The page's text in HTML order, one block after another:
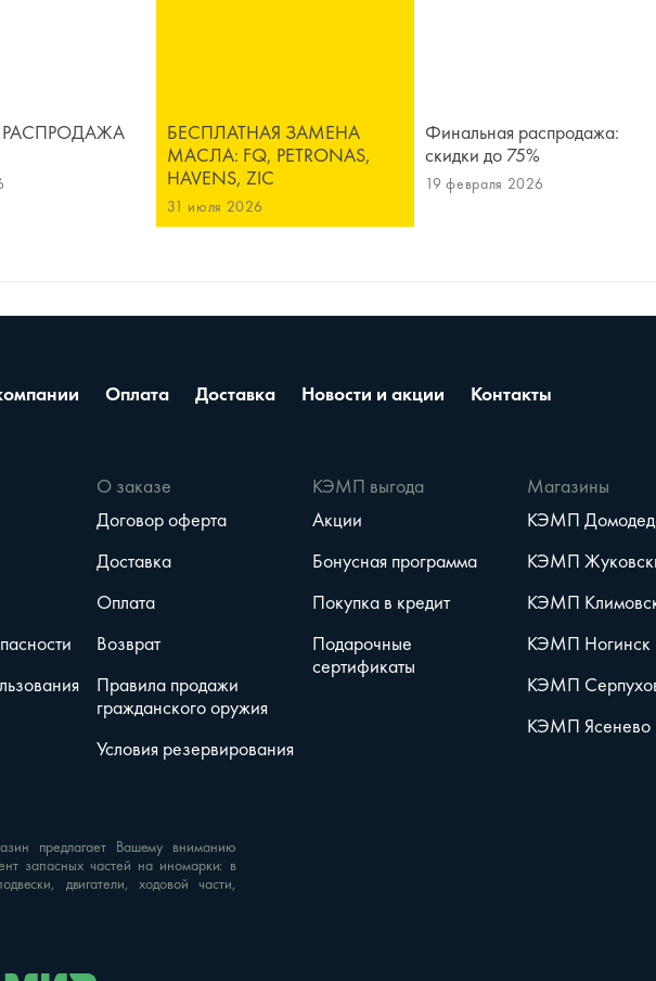
РАСПРОДАЖА
БЕСПЛАТНАЯ ЗАМЕНА
МАСЛА: FQ, PETRONAS,
HAVENS, ZIC
31 июля 2026
Финальная распродажа:
скидки до 75%
19 февраля 2026
Оплата Доставка Новости и акции Контакты
О заказе
Договор оферта
Доставка
Оплата
Возврат
Правила продажи
гражданского оружия
Условия резервирования
КЭМП выгода
Акции
Бонусная программа
Покупка в кредит
Подарочные
сертификаты
Магазины
КЭМП
КЭМП
КЭМП
КЭМП Ногинск
КЭМП
КЭМП Ясенево
предлагает Вашему вниманию
запасных частей на иномарки: в
двигатели, ходовой части,